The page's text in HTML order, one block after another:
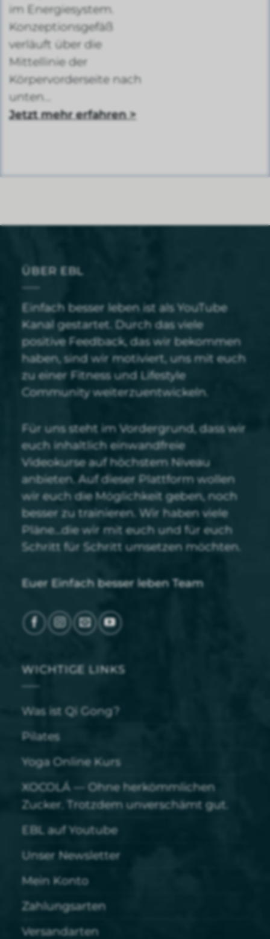
im Energiesystem.
Konzeptionsgefäß
verläuft über die
Mittellinie der
Körpervorderseite nach
unten…
Jetzt mehr erfahren >
ÜBER EBL
Einfach besser leben ist als YouTube
Kanal gestartet. Durch das viele
positive Feedback, das wir bekommen
haben, sind wir motiviert, uns mit euch
zu einer Fitness und Lifestyle
Community weiterzuentwickeln.
Für uns steht im Vordergrund, dass wir
euch inhaltlich einwandfreie
Videokurse auf höchstem Niveau
anbieten. Auf dieser Plattform wollen
wir euch die Möglichkeit geben, noch
besser zu trainieren. Wir haben viele
Pläne…die wir mit euch und für euch
Schritt für Schritt umsetzen möchten.
Euer Einfach besser leben Team
WICHTIGE LINKS
Was ist Qi Gong?
Pilates
Yoga Online Kurs
XOCOLÁ — Ohne herkömmlichen
Zucker. Trotzdem unverschämt gut.
EBL auf Youtube
Unser Newsletter
Mein Konto
Zahlungsarten
Versandarten